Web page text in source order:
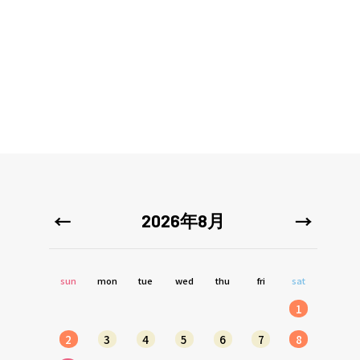
2026年8月
sun mon tue wed thu fri sat
1
2
3 4 5 6 7 8